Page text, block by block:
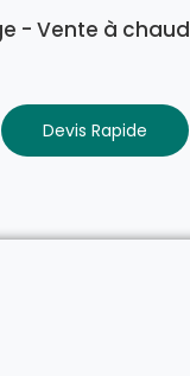
- Vente à chaud
Devis Rapide